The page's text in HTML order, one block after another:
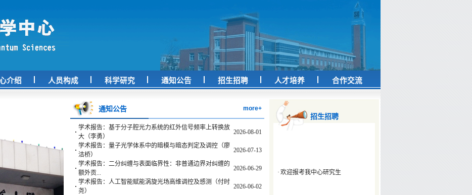
介绍 人员构成 科学研究 通知公告 招生招聘 人才培养 合作交流
通知公告 more+
·
学术报告：基于分子腔光力系统的红外信号频率上转换放
大（李勇）
2026-08-01
·
学术报告：量子光学体系中的暗模与暗态判定及调控（廖
洁桥）
2026-07-13
·
学术报告：二分纠缠与表面临界性：非普通边界对纠缠的
额外贡...
2026-06-29
·
学术报告：人工智能赋能涡旋光场高维调控及感测（付时
尧）
2026-06-02
招生招聘
· 欢迎报考我中心研究生
欢迎报考我中心研究生